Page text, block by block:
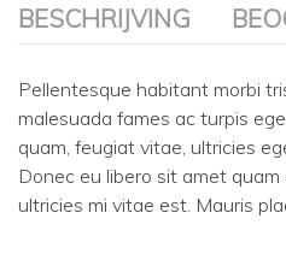
BESCHRIJVING
Pellentesque habitant morbi
malesuada fames ac turpis
quam, feugiat vitae, ultricies
Donec eu libero sit amet
ultricies mi vitae est. Mauris